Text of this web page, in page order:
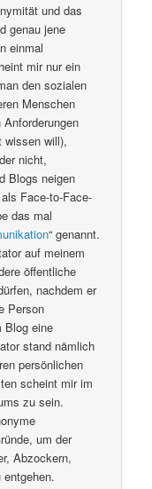
und das
genau jene
einmal
mir nur ein
den sozialen
Menschen
wissen will),
nicht,
Blogs neigen
Face-to-Face-
das mal
“ genannt.
auf meinem
öffentliche
nachdem er
Person
Blog eine
stand nämlich
persönlichen
scheint mir im
zu sein.
um der
Abzockern,